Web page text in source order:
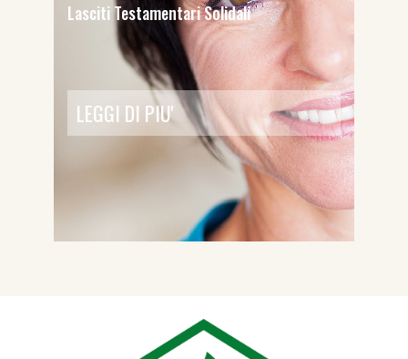
Lasciti Testamentari Solidali
LEGGI DI PIU'